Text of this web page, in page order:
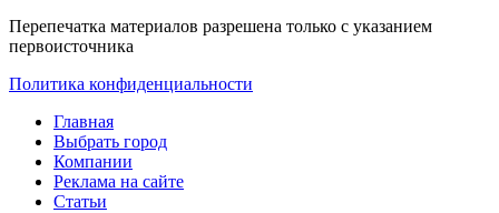
Перепечатка материалов разрешена только с указанием
первоисточника
Политика конфиденциальности
Главная
Выбрать город
Компании
Реклама на сайте
Статьи